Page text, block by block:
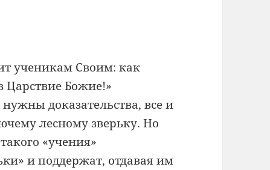
ученикам Своим: как
Царствие Божие!»
доказательства, все и
лесному зверьку. Но
«учения»
и поддержат, отдавая им